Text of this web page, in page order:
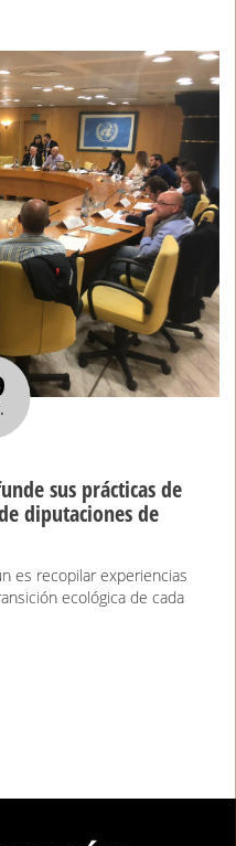
sus prácticas de
diputaciones de
es recopilar experiencias
ecológica de cada